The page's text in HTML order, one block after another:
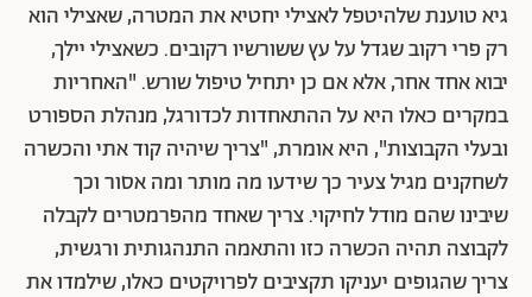
גיא טוענת שלהיטפל לאצילי יחטיא את המטרה, שאצילי הוא
רק פרי רקוב שגדל על עץ ששורשיו רקובים. כשאצילי יילך,
יבוא אחד אחר, אלא אם כן יתחיל טיפול שורש. "האחריות
במקרים כאלו היא על ההתאחדות לכדורגל, מנהלת הספורט
ובעלי הקבוצות", היא אומרת, "צריך שיהיה קוד אתי והכשרה
לשחקנים מגיל צעיר כך שידעו מה מותר ומה אסור וכך
שיבינו שהם מודל לחיקוי. צריך שאחד מהפרמטרים לקבלה
לקבוצה תהיה הכשרה כזו והתאמה התנהגותית ורגשית,
צריך שהגופים יעניקו תקציבים לפרויקטים כאלו, שילמדו את